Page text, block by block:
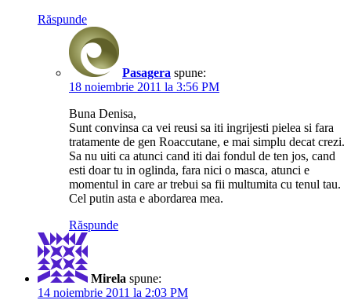
Răspunde
Pasagera spune:
18 noiembrie 2011 la 3:56 PM
Buna Denisa,
Sunt convinsa ca vei reusi sa iti ingrijesti pielea si fara
tratamente de gen Roaccutane, e mai simplu decat crezi.
Sa nu uiti ca atunci cand iti dai fondul de ten jos, cand
esti doar tu in oglinda, fara nici o masca, atunci e
momentul in care ar trebui sa fii multumita cu tenul tau.
Cel putin asta e abordarea mea.
Răspunde
Mirela spune:
14 noiembrie 2011 la 2:03 PM